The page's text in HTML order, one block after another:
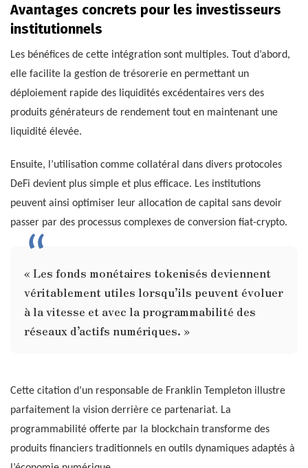
Avantages concrets pour les investisseurs
institutionnels
Les bénéfices de cette intégration sont multiples. Tout d’abord,
elle facilite la gestion de trésorerie en permettant un
déploiement rapide des liquidités excédentaires vers des
produits générateurs de rendement tout en maintenant une
liquidité élevée.
Ensuite, l’utilisation comme collatéral dans divers protocoles
DeFi devient plus simple et plus efficace. Les institutions
peuvent ainsi optimiser leur allocation de capital sans devoir
passer par des processus complexes de conversion fiat-crypto.
« Les fonds monétaires tokenisés deviennent
véritablement utiles lorsqu’ils peuvent évoluer
à la vitesse et avec la programmabilité des
réseaux d’actifs numériques. »
Cette citation d’un responsable de Franklin Templeton illustre
parfaitement la vision derrière ce partenariat. La
programmabilité offerte par la blockchain transforme des
produits financiers traditionnels en outils dynamiques adaptés à